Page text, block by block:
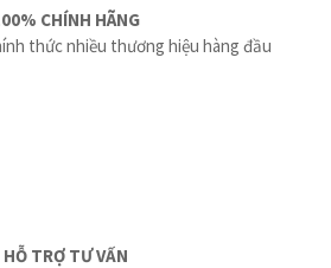
CHÍNH HÃNG
thức nhiều thương hiệu hàng đầu
HỖ TRỢ TƯ VẤN